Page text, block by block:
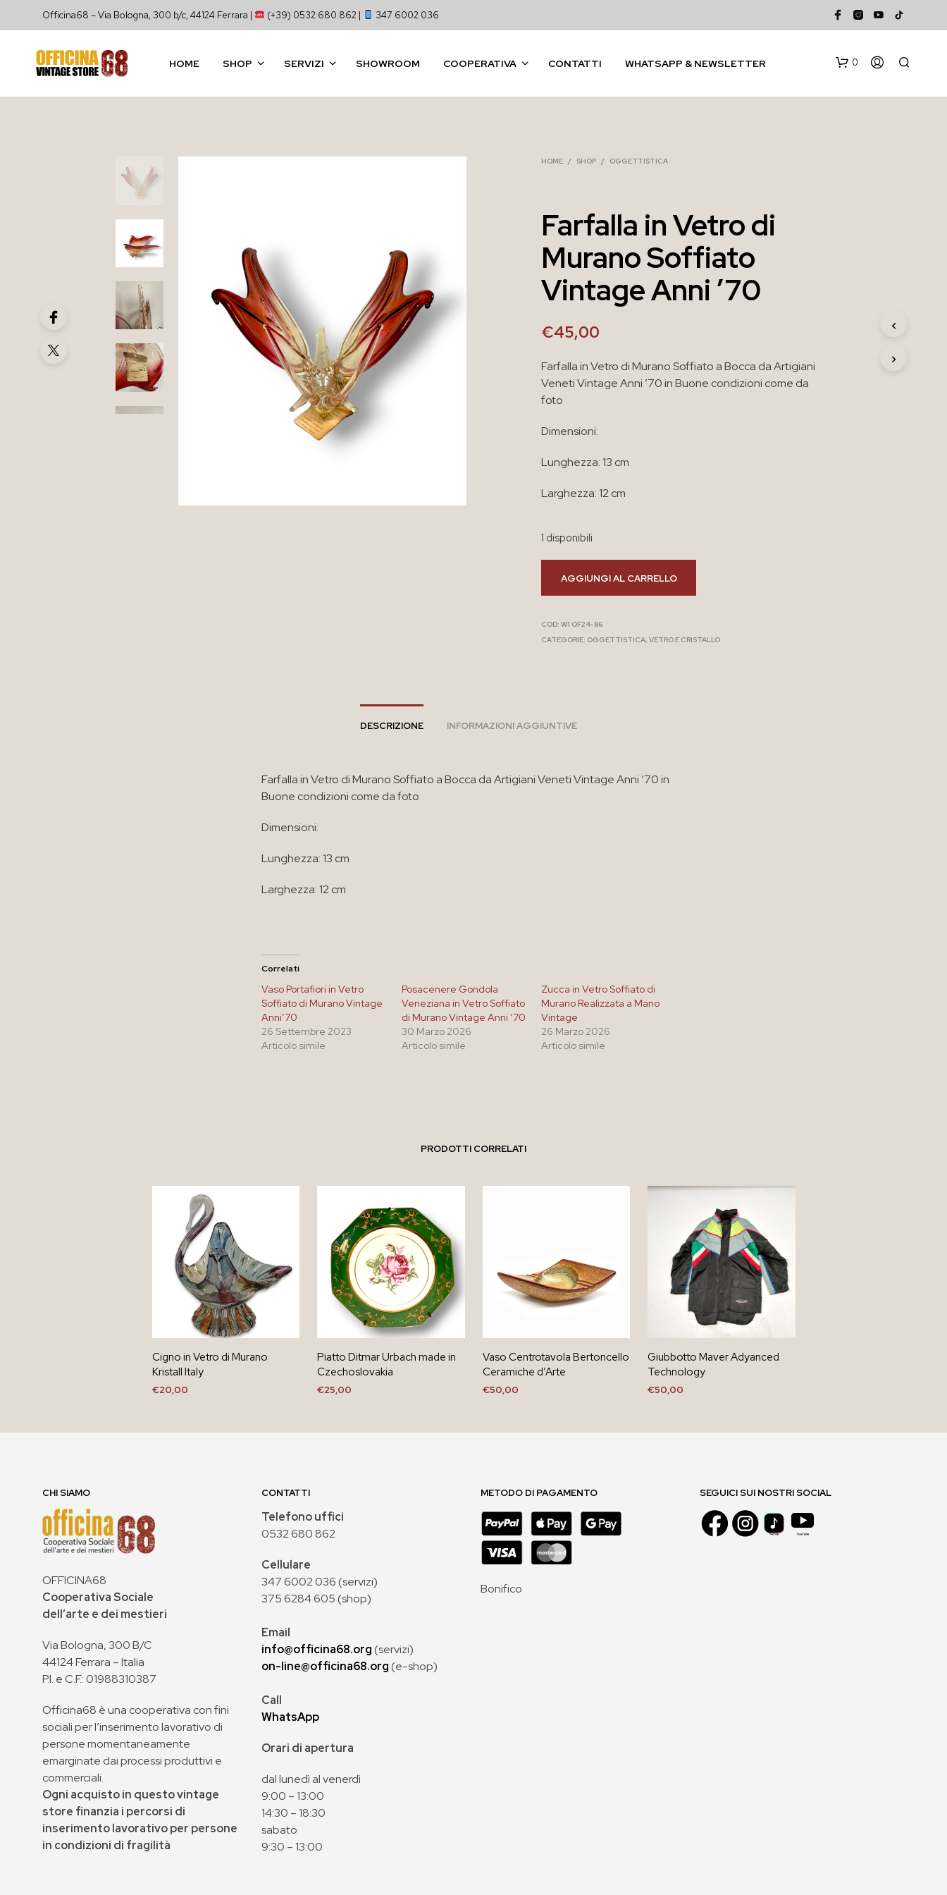
Officina68 – Via Bologna, 300 b/c, 44124 Ferrara | (+39) 0532 680 862 | 347 6002 036
HOME SHOP SERVIZI SHOWROOM COOPERATIVA CONTATTI WHATSAPP & NEWSLETTER 0
HOME / SHOP / OGGETTISTICA
Farfalla in Vetro di
Murano Soffiato
Vintage Anni ’70
€45,00
Farfalla in Vetro di Murano Soffiato a Bocca da Artigiani
Veneti Vintage Anni ’70 in Buone condizioni come da
foto
Dimensioni:
Lunghezza: 13 cm
Larghezza: 12 cm
1 disponibili
AGGIUNGI AL CARRELLO
COD:W1 OF24-86
CATEGORIE: OGGETTISTICA,VETRO E CRISTALLO
DESCRIZIONE INFORMAZIONI AGGIUNTIVE
Farfalla in Vetro di Murano Soffiato a Bocca da Artigiani Veneti Vintage Anni ’70 in
Buone condizioni come da foto
Dimensioni:
Lunghezza: 13 cm
Larghezza: 12 cm
Correlati
Vaso Portafiori in Vetro
Soffiato di Murano Vintage
Anni’70
26 Settembre 2023
Articolo simile
Posacenere Gondola
Veneziana in Vetro Soffiato
di Murano Vintage Anni ’70
30 Marzo 2026
Articolo simile
Zucca in Vetro Soffiato di
Murano Realizzata a Mano
Vintage
26 Marzo 2026
Articolo simile
PRODOTTI CORRELATI
Cigno in Vetro di Murano
Kristall Italy
€20,00
Piatto Ditmar Urbach made in
Czechoslovakia
€25,00
Vaso Centrotavola Bertoncello
Ceramiche d’Arte
€50,00
Giubbotto Maver Adyanced
Technology
€50,00
CHI SIAMO
OFFICINA68
Cooperativa Sociale
dell’arte e dei mestieri
Via Bologna, 300 B/C
44124 Ferrara – Italia
P.I. e C.F.: 01988310387
Officina68 è una cooperativa con fini
sociali per l’inserimento lavorativo di
persone momentaneamente
emarginate dai processi produttivi e
commerciali.
Ogni acquisto in questo vintage
store finanzia i percorsi di
inserimento lavorativo per persone
in condizioni di fragilità
CONTATTI
Telefono uffici
0532 680 862
Cellulare
347 6002 036 (servizi)
375 6284 605 (shop)
Email
info@officina68.org(servizi)
on-line@officina68.org(e-shop)
Call
WhatsApp
Orari di apertura
dal lunedì al venerdì
9:00 – 13:00
14:30 – 18:30
sabato
9:30 – 13:00
METODO DI PAGAMENTO
Bonifico
SEGUICI SUI NOSTRI SOCIAL